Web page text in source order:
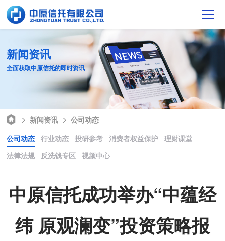
新闻资讯
全面获取中原信托的即时资讯
新闻资讯
公司动态
公司动态
行业动态 投研参考 消费者权益保护
理财课堂
法律法规
反洗钱专区 视频中心
中原信托成功举办“中蕴经
纬 原观澜变”投资策略报